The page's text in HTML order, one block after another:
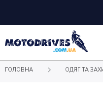
ГОЛОВНА ОДЯГ ТА